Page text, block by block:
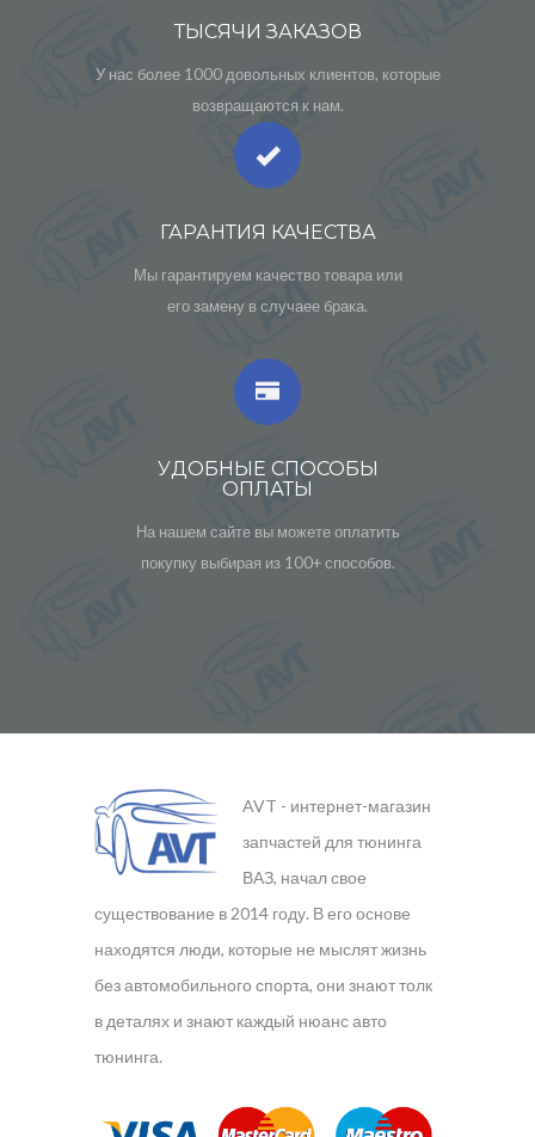
ТЫСЯЧИ ЗАКАЗОВ
У нас более 1000 довольных клиентов, которые
возвращаются к нам.
ГАРАНТИЯ КАЧЕСТВА
Мы гарантируем качество товара или
его замену в случаее брака.
УДОБНЫЕ СПОСОБЫ
ОПЛАТЫ
На нашем сайте вы можете оплатить
покупку выбирая из 100+ способов.
AVT - интернет-магазин
запчастей для тюнинга
ВАЗ, начал свое
существование в 2014 году. В его основе
находятся люди, которые не мыслят жизнь
без автомобильного спорта, они знают толк
в деталях и знают каждый нюанс авто
тюнинга.